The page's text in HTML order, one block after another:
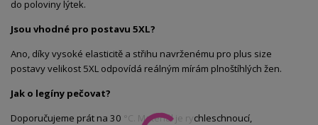
do poloviny lýtek.
Jsou vhodné pro postavu 5XL?
Ano, díky vysoké elasticitě a střihu navrženému pro plus size
postavy velikost 5XL odpovídá reálným mírám plnoštíhlých žen.
Jak o legíny pečovat?
Doporučujeme prát na 30 °C. Materiál je rychleschnoucí,